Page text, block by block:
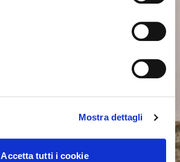
Mostra dettagli
Accetta tutti i cookie